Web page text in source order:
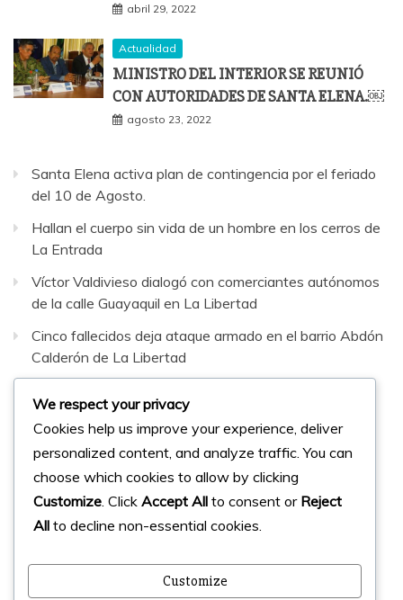
abril 29, 2022
Actualidad
MINISTRO DEL INTERIOR SE REUNIÓ
CON AUTORIDADES DE SANTA ELENA.￼
agosto 23, 2022
Santa Elena activa plan de contingencia por el feriado
del 10 de Agosto.
Hallan el cuerpo sin vida de un hombre en los cerros de
La Entrada
Víctor Valdivieso dialogó con comerciantes autónomos
de la calle Guayaquil en La Libertad
Cinco fallecidos deja ataque armado en el barrio Abdón
Calderón de La Libertad
militar en Salinas por presunto tráfico de drogas
Facebook
Instagram
Twitter
© 2023 Micharts. Todos los derechos reservados.
We respect your privacy
Cookies help us improve your experience, deliver
personalized content, and analyze traffic. You can
choose which cookies to allow by clicking
Customize . Click Accept All to consent or Reject
All to decline non-essential cookies.
Customize